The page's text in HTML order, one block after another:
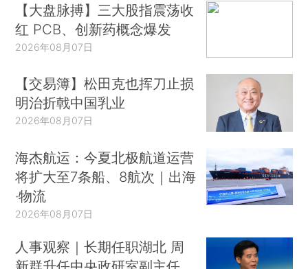
【大盘脉搏】三大股指震荡收
红 PCB、创新药概念爆发
2026年08月07日
【交易簿】松田克也挥刀止损
明治折戟中国乳业
2026年08月07日
海杰航运：今夏北极航道运营
将扩大至7条船、8航次｜出海
·物流
2026年08月07日
人事观察｜长期任职湖北 周